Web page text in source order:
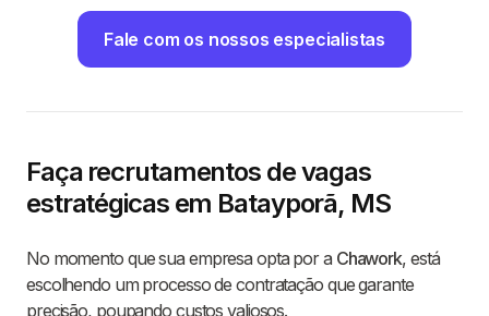
Fale com os nossos especialistas
Faça recrutamentos de vagas
estratégicas em Batayporã, MS
No momento que sua empresa opta por a Chawork, está
escolhendo um processo de contratação que garante
precisão, poupando custos valiosos.